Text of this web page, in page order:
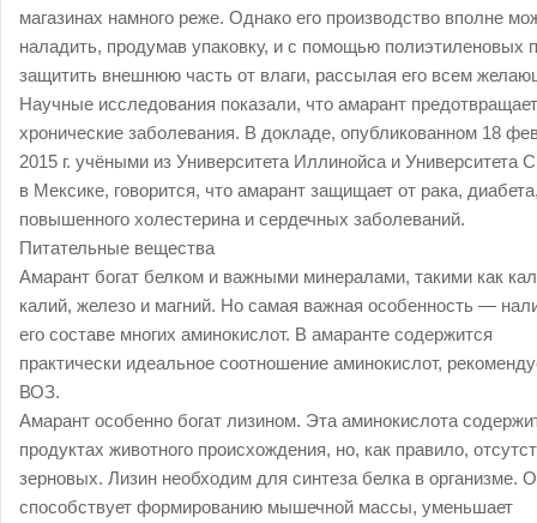
магазинах намного реже. Однако его производство вполне
наладить, продумав упаковку, и с помощью полиэтиленовых
защитить внешнюю часть от влаги, рассылая его всем
Научные исследования показали, что амарант предотвращает
хронические заболевания. В докладе, опубликованном 18
2015 г. учёными из Университета Иллинойса и Университета
в Мексике, говорится, что амарант защищает от рака,
повышенного холестерина и сердечных заболеваний.
Питательные вещества
Амарант богат белком и важными минералами, такими как
калий, железо и магний. Но самая важная особенность ―
его составе многих аминокислот. В амаранте содержится
практически идеальное соотношение аминокислот,
ВОЗ.
Амарант особенно богат лизином. Эта аминокислота
продуктах животного происхождения, но, как правило,
зерновых. Лизин необходим для синтеза белка в организме.
способствует формированию мышечной массы, уменьшает